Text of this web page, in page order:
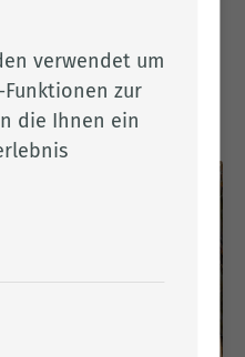
verbundene
werden:
verwendet um
zur
die Ihnen ein